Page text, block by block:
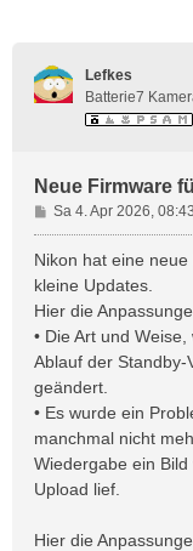
Lefkes
Batterie7
Neue Firmware
B
e
i
a
g
Sa 4. Apr 2026, 08:43
Nikon hat eine
kleine Updates.
Hier die
• Die Art und
Ablauf der Standby-
geändert.
• Es wurde ein
manchmal nicht
Wiedergabe ein
Upload lief.
Hier die